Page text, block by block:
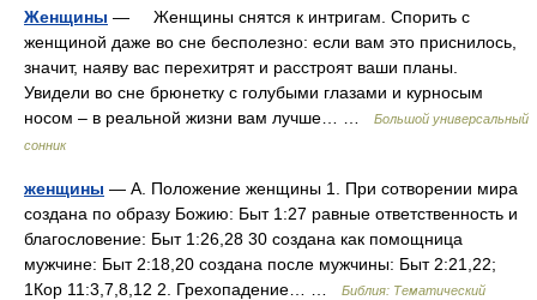
Женщины — Женщины снятся к интригам. Спорить с
женщиной даже во сне бесполезно: если вам это приснилось,
значит, наяву вас перехитрят и расстроят ваши планы.
Увидели во сне брюнетку с голубыми глазами и курносым
носом – в реальной жизни вам лучше… …
Большой универсальный
сонник
женщины — А. Положение женщины 1. При сотворении мира
создана по образу Божию: Быт 1:27 равные ответственность и
благословение: Быт 1:26,28 30 создана как помощница
мужчине: Быт 2:18,20 создана после мужчины: Быт 2:21,22;
1Кор 11:3,7,8,12 2. Грехопадение… …
Библия: Тематический